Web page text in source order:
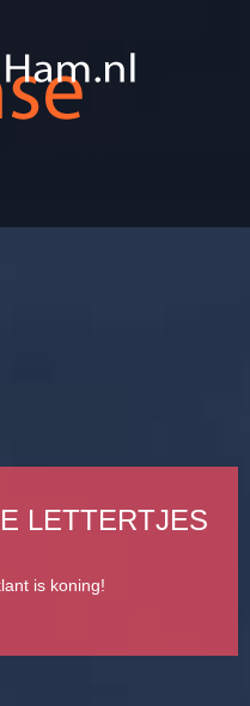
LETTERTJES
is koning!